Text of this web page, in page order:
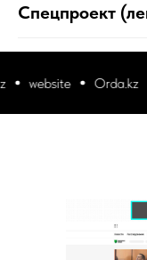
Спецпроект
website Orda.kz